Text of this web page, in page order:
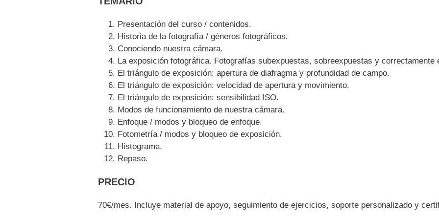
Presentación del curso / contenidos.
Historia de la fotografía / géneros fotográficos.
Conociendo nuestra cámara.
La exposición fotográfica. Fotografías subexpuestas, sobreexpuestas y correctamente
El triángulo de exposición: apertura de diafragma y profundidad de campo.
El triángulo de exposición: velocidad de apertura y movimiento.
El triángulo de exposición: sensibilidad ISO.
Modos de funcionamiento de nuestra cámara.
Enfoque / modos y bloqueo de enfoque.
Fotometría / modos y bloqueo de exposición.
Histograma.
Repaso.
PRECIO
70€/mes. Incluye material de apoyo, seguimiento de ejercicios, soporte personalizado y